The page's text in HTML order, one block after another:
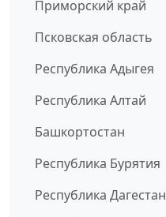
Приморский край
Псковская область
Республика Адыгея
Республика Алтай
Башкортостан
Республика Бурятия
Республика Дагестан